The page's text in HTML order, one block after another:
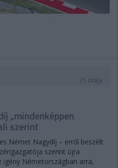
21 órája
„mindenképpen
szerint
Német Nagydíj – erről beszélt
szerint újra
igény Németországban arra,